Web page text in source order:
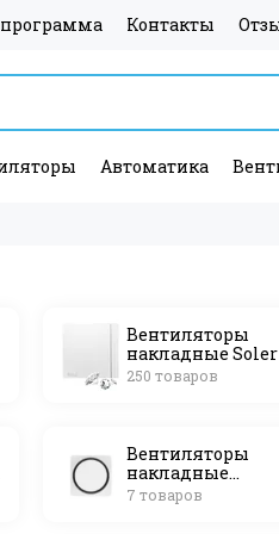
Контакты
Автоматика
Вентиляторы
накладные Soler
Palau (Испания)*
250 товаров
Вентиляторы
накладные
TECHNOVA
7 товаров